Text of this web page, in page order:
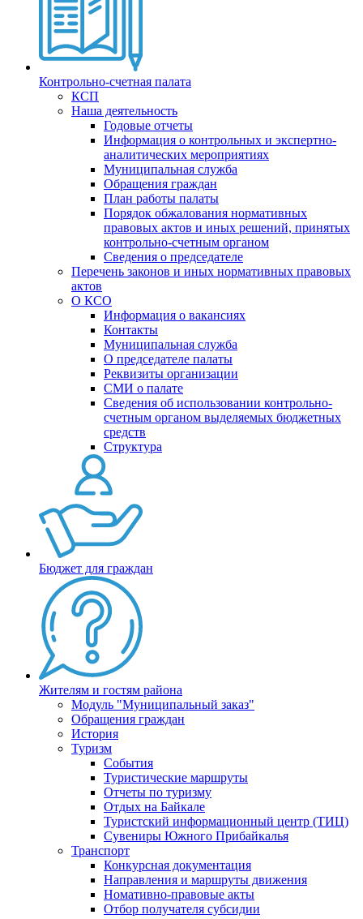
Контрольно-счетная палата
КСП
Наша деятельность
Годовые отчеты
Информация о контрольных и экспертно-
аналитических мероприятиях
Муниципальная служба
Обращения граждан
План работы палаты
Порядок обжалования нормативных
правовых актов и иных решений, принятых
контрольно-счетным органом
Сведения о председателе
Перечень законов и иных нормативных правовых
актов
О КСО
Информация о вакансиях
Контакты
Муниципальная служба
О председателе палаты
Реквизиты организации
СМИ о палате
Сведения об использовании контрольно-
счетным органом выделяемых бюджетных
средств
Структура
Бюджет для граждан
Жителям и гостям района
Модуль "Муниципальный заказ"
Обращения граждан
История
Туризм
События
Туристические маршруты
Отчеты по туризму
Отдых на Байкале
Туристский информационный центр (ТИЦ)
Сувениры Южного Прибайкалья
Транспорт
Конкурсная документация
Направления и маршруты движения
Номативно-правовые акты
Отбор получателя субсидии